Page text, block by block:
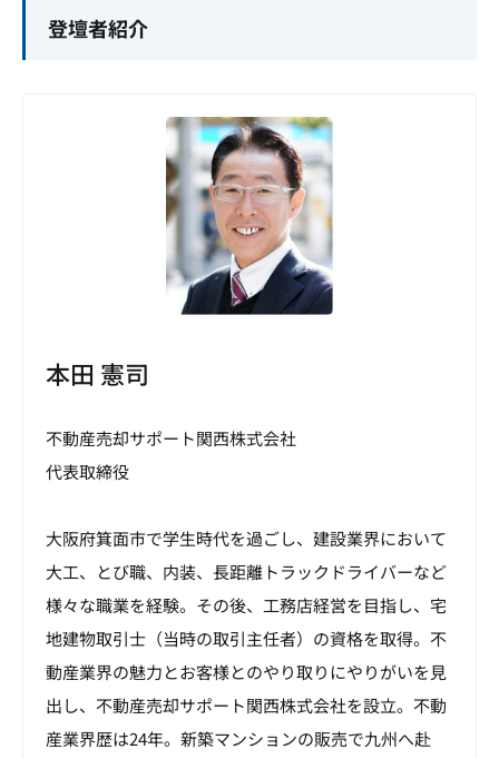
登壇者紹介
本田 憲司
不動産売却サポート関西株式会社
代表取締役
大阪府箕面市で学生時代を過ごし、建設業界において
大工、とび職、内装、長距離トラックドライバーなど
様々な職業を経験。その後、工務店経営を目指し、宅
地建物取引士（当時の取引主任者）の資格を取得。不
動産業界の魅力とお客様とのやり取りにやりがいを見
出し、不動産売却サポート関西株式会社を設立。不動
産業界歴は24年。新築マンションの販売で九州へ赴